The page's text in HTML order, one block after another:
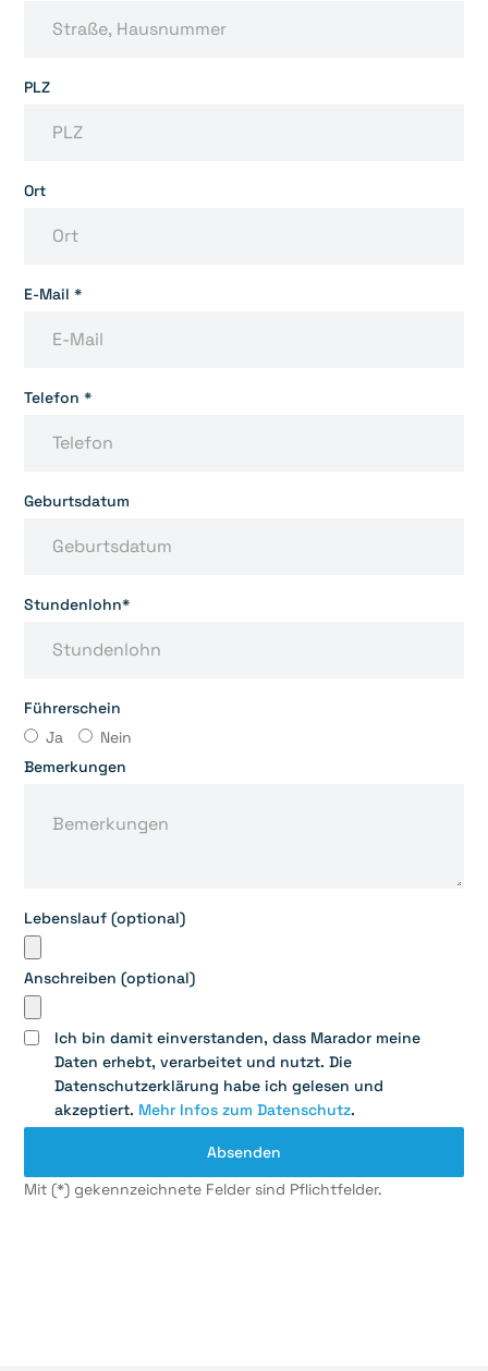
PLZ
Ort
E-Mail *
Telefon *
Geburtsdatum
Stundenlohn*
Führerschein
Ja
Nein
Bemerkungen
Lebenslauf (optional)
Anschreiben (optional)
Ich bin damit einverstanden, dass Marador meine
Daten erhebt, verarbeitet und nutzt. Die
Datenschutzerklärung habe ich gelesen und
akzeptiert. Mehr Infos zum Datenschutz.
Mit (*) gekennzeichnete Felder sind Pflichtfelder.